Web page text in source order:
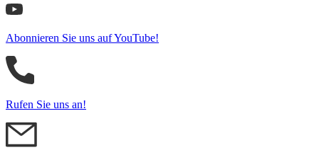
Abonnieren Sie uns auf YouTube!
Rufen Sie uns an!